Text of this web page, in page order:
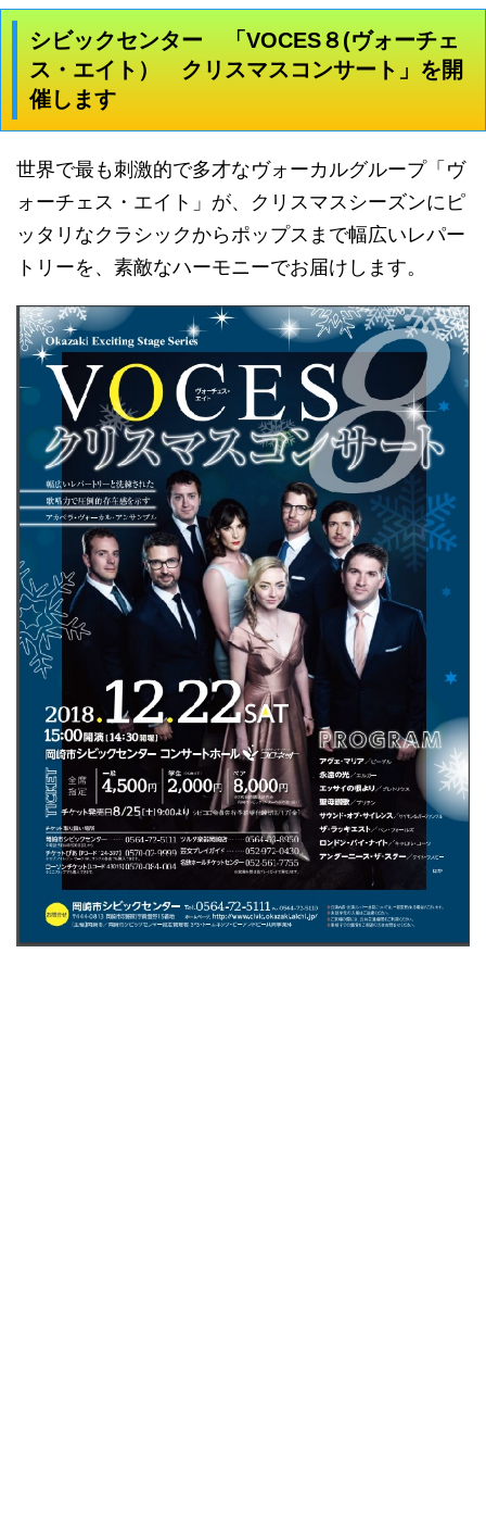
シビックセンター 「VOCES８(ヴォーチェ
ス・エイト） クリスマスコンサート」を開
催します
世界で最も刺激的で多才なヴォーカルグループ「ヴ
ォーチェス・エイト」が、クリスマスシーズンにピ
ッタリなクラシックからポップスまで幅広いレパー
トリーを、素敵なハーモニーでお届けします。